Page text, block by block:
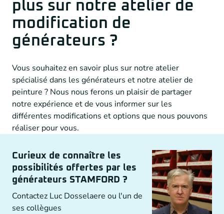
plus sur notre atelier de
modification de
générateurs ?
Vous souhaitez en savoir plus sur notre atelier
spécialisé dans les générateurs et notre atelier de
peinture ? Nous nous ferons un plaisir de partager
notre expérience et de vous informer sur les
différentes modifications et options que nous pouvons
réaliser pour vous.
Curieux de connaître les
possibilités offertes par les
générateurs STAMFORD ?
Contactez Luc Dosselaere ou l'un de
ses collègues